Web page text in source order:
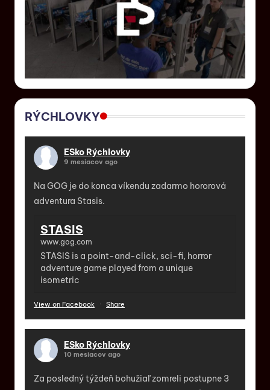
RÝCHLOVKY
ESko Rýchlovky
9 mesiacov ago
Na GOG je do konca víkendu zadarmo hororová
adventura Stasis.
STASIS
www.gog.com
STASIS is a point-and-click, sci-fi, horror
adventure game played from a unique
isometric
View on Facebook · Share
ESko Rýchlovky
10 mesiacov ago
Za posledný týždeň bohužiaľ zomreli postupne 3